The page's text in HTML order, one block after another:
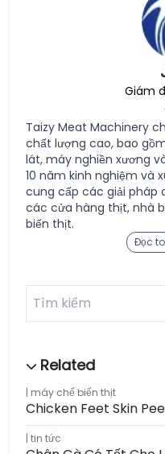
Giám
Taizy Meat Machinery
chất lượng cao, bao
lát, máy nghiền xương
10 năm kinh nghiệm và
cung cấp các giải pháp
các cửa hàng thịt, nhà
biến thịt.
Đọc
máy chế biến thịt
Chicken Feet Skin
tin tức